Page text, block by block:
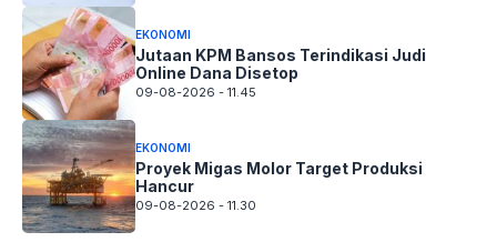
EKONOMI
Jutaan KPM Bansos Terindikasi Judi
Online Dana Disetop
09-08-2026 - 11.45
EKONOMI
Proyek Migas Molor Target Produksi
Hancur
09-08-2026 - 11.30